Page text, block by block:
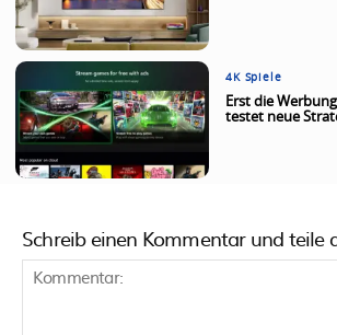
4K Spiele
Erst die
testet neue
Schreib einen Kommentar und teile